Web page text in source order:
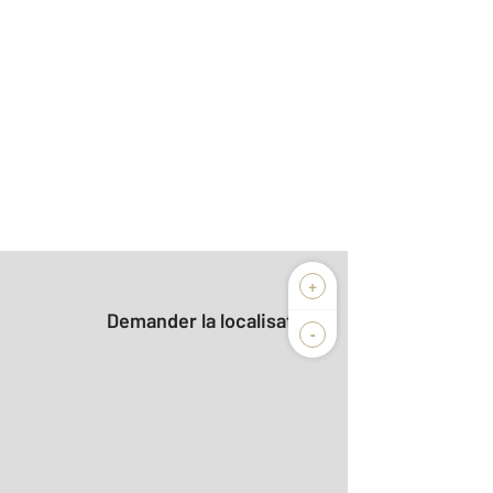
+
-
Demander la localisation